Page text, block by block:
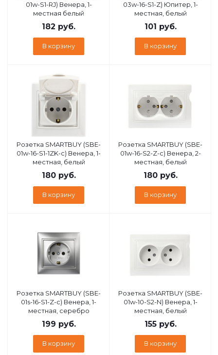
01w-S1-RJ) Венера, 1-
местная белый
182 руб.
В корзину
03w-16-S1-Z) Юпитер, 1-
местная, белый
101 руб.
В корзину
Розетка SMARTBUY (SBE-
01w-16-S1-1ZK-c) Венера, 1-
местная, белый
180руб.
В корзину
Розетка SMARTBUY (SBE-
01w-16-S2-Z-c) Венера, 2-
местная, белый
180руб.
В корзину
Розетка SMARTBUY (SBE-
01s-16-S1-Z-c) Венера, 1-
местная, серебро
199 руб.
В корзину
Розетка SMARTBUY (SBE-
01w-10-S2-N) Венера, 1-
местная, белый
155руб.
В корзину